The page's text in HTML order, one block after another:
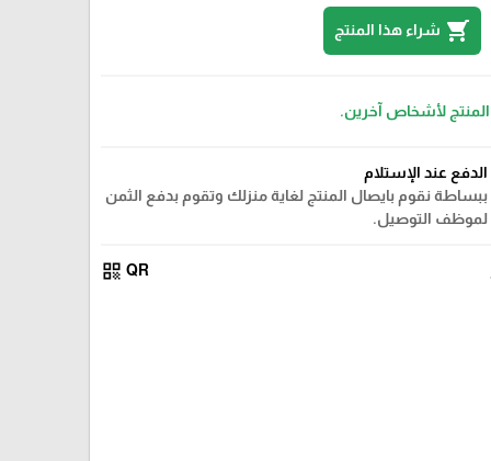
shopping_cart شراء هذا المنتج
المنتج لأشخاص آخرين.
الدفع عند الإستلام
ببساطة نقوم بايصال المنتج لغاية منزلك وتقوم بدفع الثمن
لموظف التوصيل.
QR
qr_code